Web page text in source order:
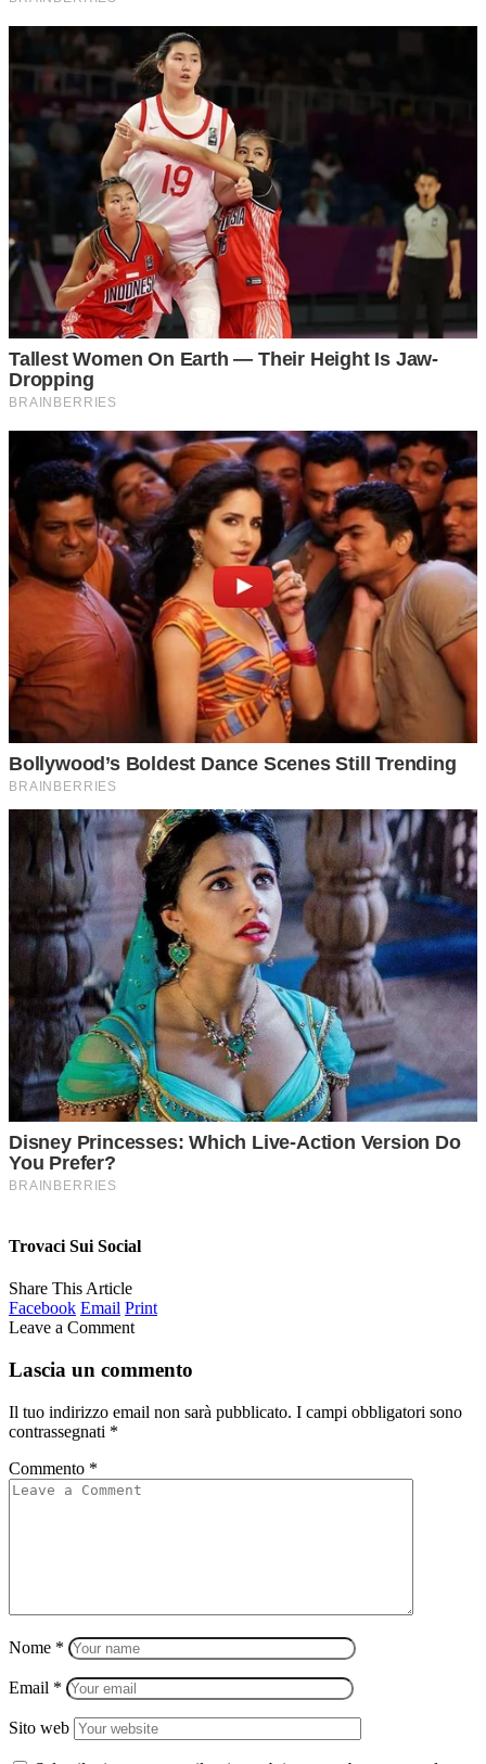
Trovaci Sui Social
Share This Article
Facebook Email Print
Leave a Comment
Lascia un commento
Il tuo indirizzo email non sarà pubblicato. I campi obbligatori sono
contrassegnati *
Commento *
Nome *
Email *
Sito web